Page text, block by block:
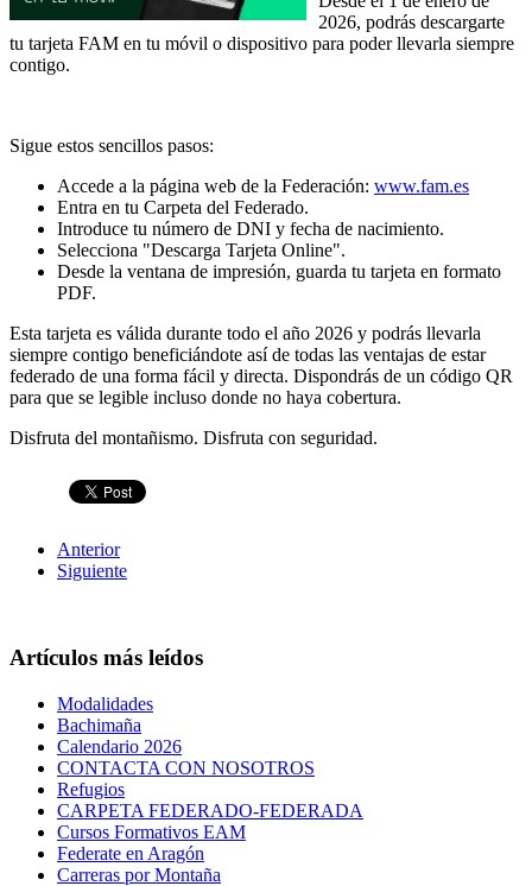
2026, podrás descargarte
tu tarjeta FAM en tu móvil o dispositivo para poder llevarla siempre
contigo.
Sigue estos sencillos pasos:
Accede a la página web de la Federación: www.fam.es
Entra en tu Carpeta del Federado.
Introduce tu número de DNI y fecha de nacimiento.
Selecciona "Descarga Tarjeta Online".
Desde la ventana de impresión, guarda tu tarjeta en formato
PDF.
Esta tarjeta es válida durante todo el año 2026 y podrás llevarla
siempre contigo beneficiándote así de todas las ventajas de estar
federado de una forma fácil y directa. Dispondrás de un código QR
para que se legible incluso donde no haya cobertura.
Disfruta del montañismo. Disfruta con seguridad.
Anterior
Siguiente
Artículos más leídos
Modalidades
Bachimaña
Calendario 2026
CONTACTA CON NOSOTROS
Refugios
CARPETA FEDERADO-FEDERADA
Cursos Formativos EAM
Federate en Aragón
Carreras por Montaña